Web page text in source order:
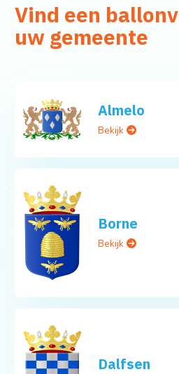
Vind een
uw gemeente
Almelo
Bekijk
Borne
Bekijk
Dalfsen